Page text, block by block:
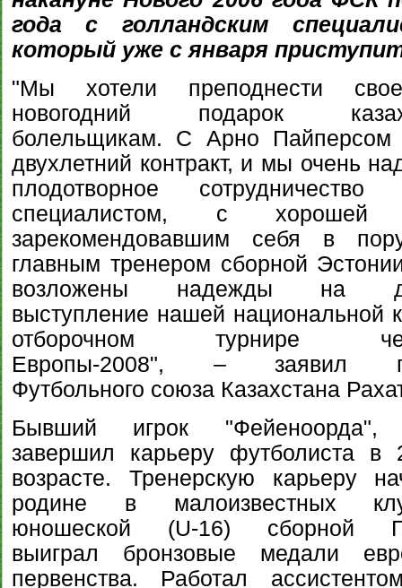
года с голландским
который уже с января
"Мы хотели преподнести
новогодний подарок
болельщикам. С Арно Пайперсом
двухлетний контракт, и мы очень
плодотворное
специалистом, с хорошей
зарекомендовавшим себя в
главным тренером сборной
возложены надежды на
выступление нашей национальной
отборочном турнире
Европы-2008", – заявил
Футбольного союза Казахстана
Бывший игрок "Фейеноорда",
завершил карьеру футболиста в
возрасте. Тренерскую карьеру
родине в малоизвестных
юношеской (U-16) сборной
выиграл бронзовые медали
первенства. Работал